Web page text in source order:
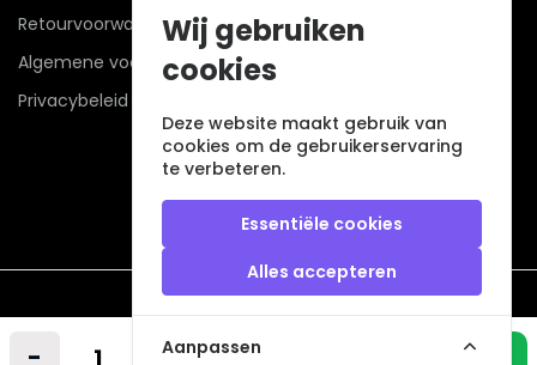
- + In winkelmandje
Retourvoorwaarden
Algemene voorwaarden
Privacybeleid
Wij gebruiken
cookies
Deze website maakt gebruik van
cookies om de gebruikerservaring
te verbeteren.
Essentiële cookies
Alles accepteren
Aanpassen